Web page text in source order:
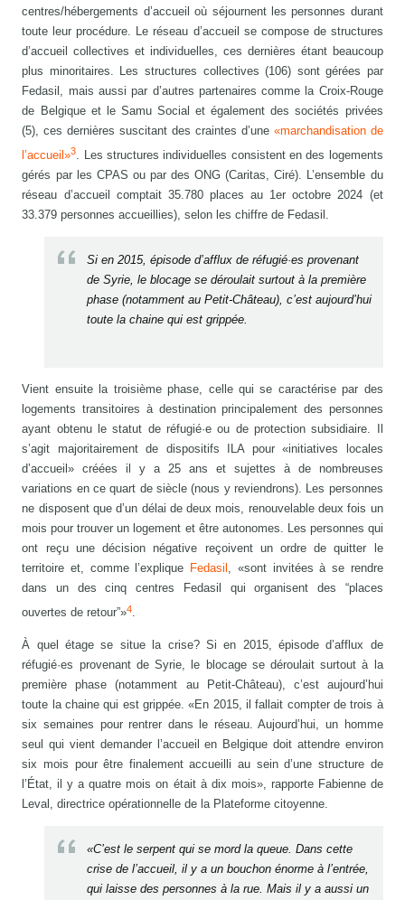
centres/hébergements d’accueil où séjournent les personnes durant
toute leur procédure. Le réseau d’accueil se compose de structures
d’accueil collectives et individuelles, ces dernières étant beaucoup
plus minoritaires. Les structures collectives (106) sont gérées par
Fedasil, mais aussi par d’autres partenaires comme la Croix-Rouge
de Belgique et le Samu Social et également des sociétés privées
(5), ces dernières suscitant des craintes d’une «marchandisation de
l’accueil»3. Les structures individuelles consistent en des logements
gérés par les CPAS ou par des ONG (Caritas, Ciré). L’ensemble du
réseau d’accueil comptait 35.780 places au 1er octobre 2024 (et
33.379 personnes accueillies), selon les chiffre de Fedasil.
Si en 2015, épisode d’afflux de réfugié·es provenant
de Syrie, le blocage se déroulait surtout à la première
phase (notamment au Petit-Château), c’est aujourd’hui
toute la chaine qui est grippée.
Vient ensuite la troisième phase, celle qui se caractérise par des
logements transitoires à destination principalement des personnes
ayant obtenu le statut de réfugié·e ou de protection subsidiaire. Il
s’agit majoritairement de dispositifs ILA pour «initiatives locales
d’accueil» créées il y a 25 ans et sujettes à de nombreuses
variations en ce quart de siècle (nous y reviendrons). Les personnes
ne disposent que d’un délai de deux mois, renouvelable deux fois un
mois pour trouver un logement et être autonomes. Les personnes qui
ont reçu une décision négative reçoivent un ordre de quitter le
territoire et, comme l’explique Fedasil , «sont invitées à se rendre
dans un des cinq centres Fedasil qui organisent des “places
ouvertes de retour”»4.
À quel étage se situe la crise? Si en 2015, épisode d’afflux de
réfugié·es provenant de Syrie, le blocage se déroulait surtout à la
première phase (notamment au Petit-Château), c’est aujourd’hui
toute la chaine qui est grippée. «En 2015, il fallait compter de trois à
six semaines pour rentrer dans le réseau. Aujourd’hui, un homme
seul qui vient demander l’accueil en Belgique doit attendre environ
six mois pour être finalement accueilli au sein d’une structure de
l’État, il y a quatre mois on était à dix mois», rapporte Fabienne de
Leval, directrice opérationnelle de la Plateforme citoyenne.
«C’est le serpent qui se mord la queue. Dans cette
crise de l’accueil, il y a un bouchon énorme à l’entrée,
qui laisse des personnes à la rue. Mais il y a aussi un